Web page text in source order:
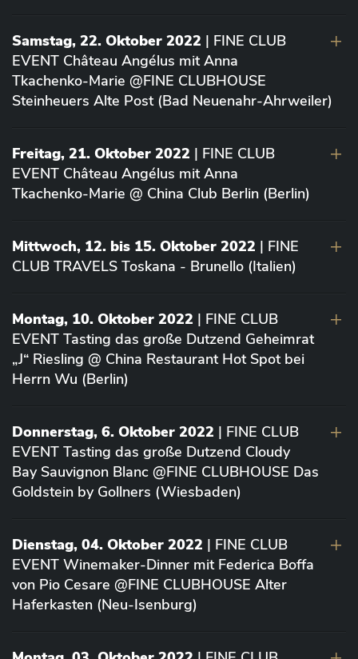
Samstag, 22. Oktober 2022 | FINE CLUB
EVENT Château Angélus mit Anna
Tkachenko-Marie @FINE CLUBHOUSE
Steinheuers Alte Post (Bad Neuenahr-Ahrweiler)
Freitag, 21. Oktober 2022 | FINE CLUB
EVENT Château Angélus mit Anna
Tkachenko-Marie @ China Club Berlin (Berlin)
Mittwoch, 12. bis 15. Oktober 2022 | FINE
CLUB TRAVELS Toskana - Brunello (Italien)
Montag, 10. Oktober 2022 | FINE CLUB
EVENT Tasting das große Dutzend Geheimrat
„J“ Riesling @ China Restaurant Hot Spot bei
Herrn Wu (Berlin)
Donnerstag, 6. Oktober 2022 | FINE CLUB
EVENT Tasting das große Dutzend Cloudy
Bay Sauvignon Blanc @FINE CLUBHOUSE Das
Goldstein by Gollners (Wiesbaden)
Dienstag, 04. Oktober 2022 | FINE CLUB
EVENT Winemaker-Dinner mit Federica Boffa
von Pio Cesare @FINE CLUBHOUSE Alter
Haferkasten (Neu-Isenburg)